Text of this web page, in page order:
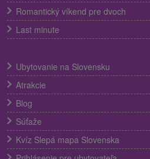
Romantický víkend pre dvoch
Last minute
Ubytovanie na Slovensku
Atrakcie
Blog
Súťaže
Kvíz Slepá mapa Slovenska